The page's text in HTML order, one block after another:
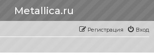
Metallica.ru
Вход
Регистрация